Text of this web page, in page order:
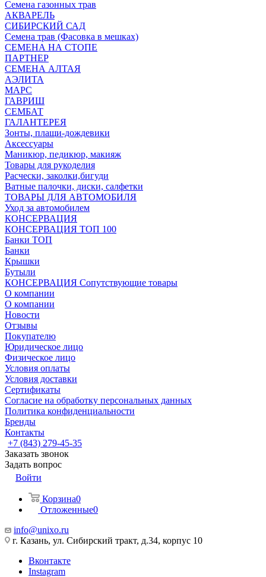
Семена газонных трав
АКВАРЕЛЬ
СИБИРСКИЙ САД
Семена трав (Фасовка в мешках)
СЕМЕНА НА СТОПЕ
ПАРТНЕР
СЕМЕНА АЛТАЯ
АЭЛИТА
МАРС
ГАВРИШ
СЕМБАТ
ГАЛАНТЕРЕЯ
Зонты, плащи-дождевики
Аксессуары
Маникюр, педикюр, макияж
Товары для рукоделия
Расчески, заколки,бигуди
Ватные палочки, диски, салфетки
ТОВАРЫ ДЛЯ АВТОМОБИЛЯ
Уход за автомобилем
КОНСЕРВАЦИЯ
КОНСЕРВАЦИЯ ТОП 100
Банки ТОП
Банки
Крышки
Бутыли
КОНСЕРВАЦИЯ Сопутствующие товары
О компании
О компании
Новости
Отзывы
Покупателю
Юридическое лицо
Физическое лицо
Условия оплаты
Условия доставки
Сертификаты
Согласие на обработку персональных данных
Политика конфиденциальности
Бренды
Контакты
+7 (843) 279-45-35
Заказать звонок
Задать вопрос
Войти
Корзина0
Отложенные0
info@unixo.ru
г. Казань, ул. Сибирский тракт, д.34, корпус 10
Вконтакте
Instagram